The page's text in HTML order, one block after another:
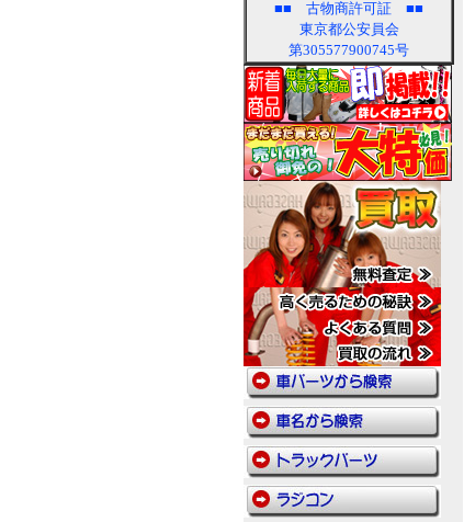
■■ 古物商許可証 ■■
東京都公安員会
第305577900745号